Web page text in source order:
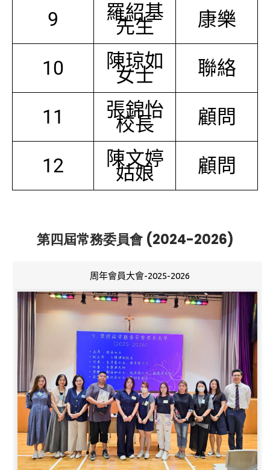
9 羅紹基
先生 康樂
10 陳琼如
女士 聯絡
11 張錦怡
校長 顧問
12 陳文婷
姑娘 顧問
第四屆常務委員會 (2024-2026)
周年會員大會-2025-2026